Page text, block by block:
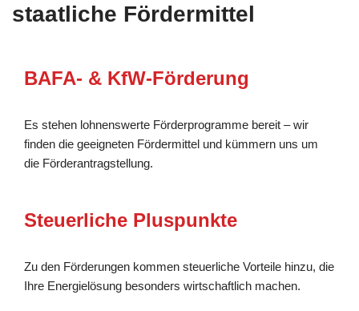
staatliche Fördermittel
BAFA- & KfW-Förderung
Es stehen lohnenswerte Förderprogramme bereit – wir
finden die geeigneten Fördermittel und kümmern uns um
die Förderantragstellung.
Steuerliche Pluspunkte
Zu den Förderungen kommen steuerliche Vorteile hinzu, die
Ihre Energielösung besonders wirtschaftlich machen.